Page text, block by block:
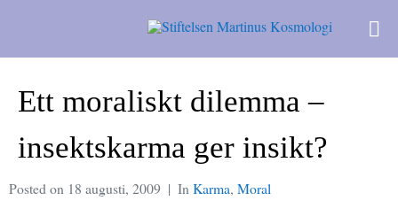
Ett moraliskt dilemma –
insektskarma ger insikt?
Posted on 18 augusti, 2009 In Karma, Moral